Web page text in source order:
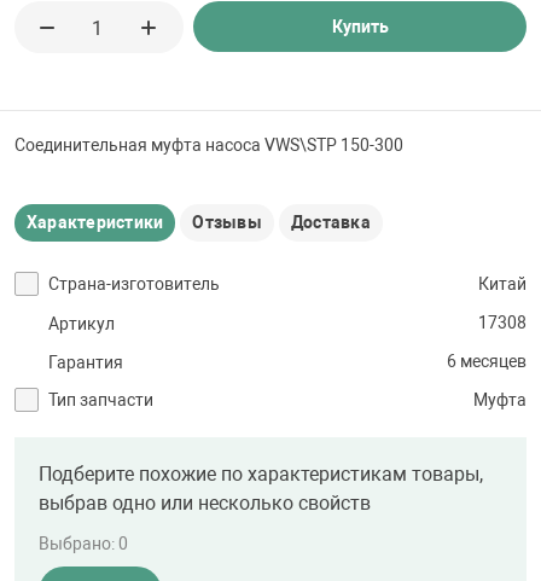
бассейна
Соединительная муфта насоса VWS\STP 150-300
Купить
Характеристики Отзывы Доставка
Страна-изготовитель Китай
Артикул 17308
Гарантия
6 месяцев
Тип запчасти
Муфта
Подберите похожие по характеристикам товары,
выбрав одно или несколько свойств
Выбрано:0